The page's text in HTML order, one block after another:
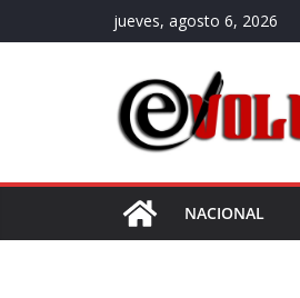
al
jueves, agosto 6, 2026
NACIONAL